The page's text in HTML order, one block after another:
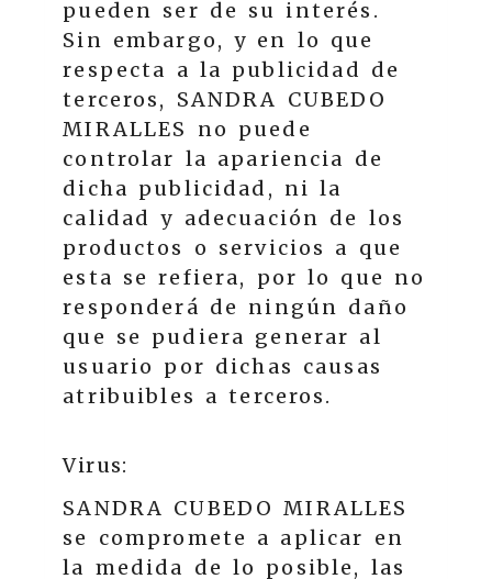
pueden ser de su interés.
Sin embargo, y en lo que
respecta a la publicidad de
terceros, SANDRA CUBEDO
MIRALLES
no puede
controlar la apariencia de
dicha publicidad, ni la
calidad y adecuación de los
productos o servicios a que
esta se refiera, por lo que no
responderá de ningún daño
que se pudiera generar al
usuario por dichas causas
atribuibles a terceros.
Virus:
SANDRA CUBEDO MIRALLES
se compromete a aplicar en
la medida de lo posible, las